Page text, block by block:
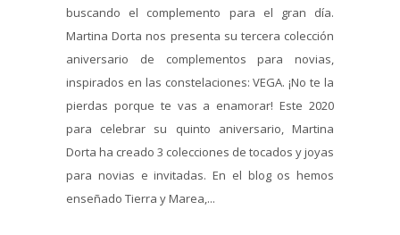
buscando el complemento para el gran día.
Martina Dorta nos presenta su tercera colección
aniversario de complementos para novias,
inspirados en las constelaciones: VEGA. ¡No te la
pierdas porque te vas a enamorar! Este 2020
para celebrar su quinto aniversario, Martina
Dorta ha creado 3 colecciones de tocados y joyas
para novias e invitadas. En el blog os hemos
enseñado Tierra y Marea,...